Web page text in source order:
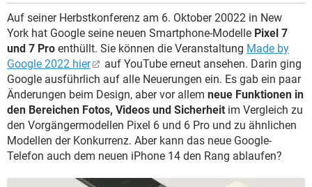
Auf seiner Herbstkonferenz am 6. Oktober 20022 in New
York hat Google seine neuen Smartphone-Modelle Pixel 7
und 7 Pro enthüllt. Sie können die Veranstaltung Made by
Google 2022 hier
auf YouTube erneut ansehen. Darin ging
Google ausführlich auf alle Neuerungen ein. Es gab ein paar
Änderungen beim Design, aber vor allem neue Funktionen in
den Bereichen Fotos, Videos und Sicherheit im Vergleich zu
den Vorgängermodellen Pixel 6 und 6 Pro und zu ähnlichen
Modellen der Konkurrenz. Aber kann das neue Google-
Telefon auch dem neuen iPhone 14 den Rang ablaufen?